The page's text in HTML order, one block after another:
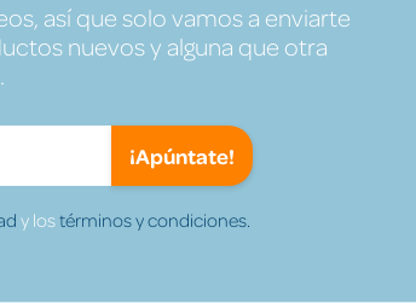
así que solo vamos a enviarte
nuevos y alguna que otra
¡Apúntate!
y lostérminos y condiciones.